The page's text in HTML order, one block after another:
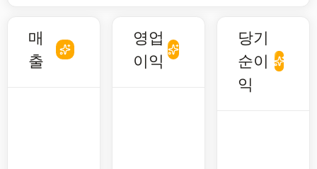
매
출
영업
이익
당기
순이
익